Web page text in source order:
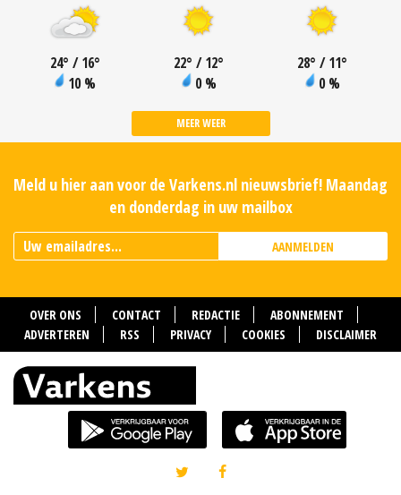
24° / 16°
10 %
22° / 12°
0 %
28° / 11°
0 %
MEER WEER
Meld u hier aan voor de Varkens.nl nieuwsbrief! Maandag
en donderdag in uw mailbox
AANMELDEN
OVER ONS CONTACT REDACTIE
ABONNEMENT
ADVERTEREN
RSS PRIVACY COOKIES DISCLAIMER